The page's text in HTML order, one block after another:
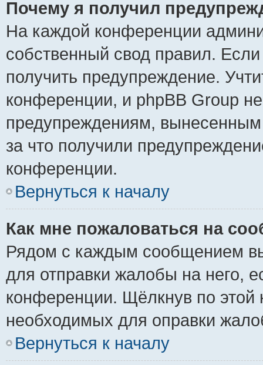
Почему я получил
На каждой конференции
собственный свод правил.
получить предупреждение.
конференции, и phpBB Group
предупреждениям,
за что получили
конференции.
Вернуться к началу
Как мне пожаловаться на
Рядом с каждым сообщением
для отправки жалобы на него,
конференции. Щёлкнув по этой
необходимых для оправки
Вернуться к началу